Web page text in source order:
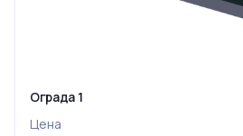
Ограда 1
Цена